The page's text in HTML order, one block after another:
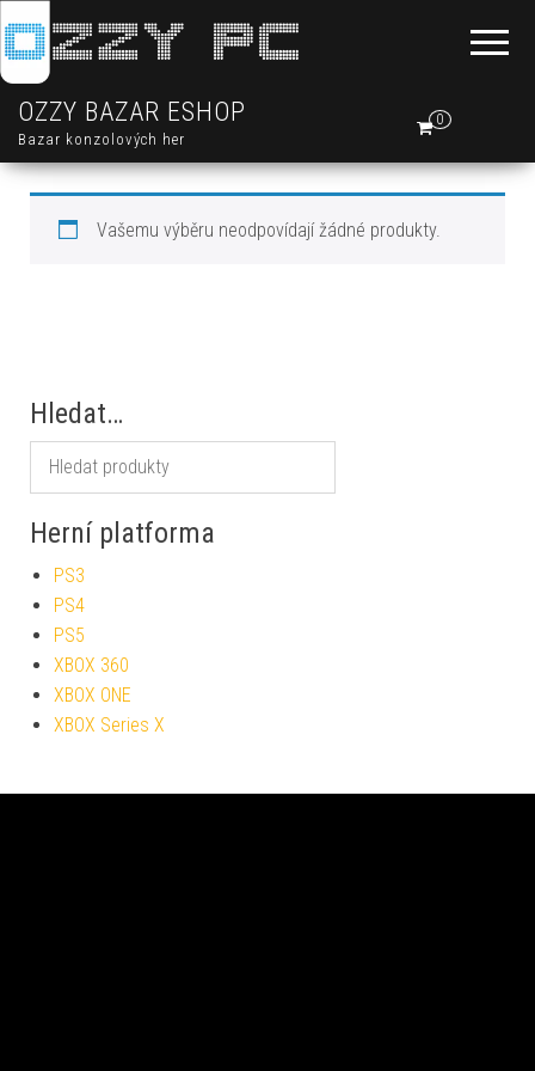
OZZY BAZAR ESHOP
Bazar konzolových her
0
Vašemu výběru neodpovídají žádné produkty.
Hledat…
Herní platforma
PS3
PS4
PS5
XBOX 360
XBOX ONE
XBOX Series X